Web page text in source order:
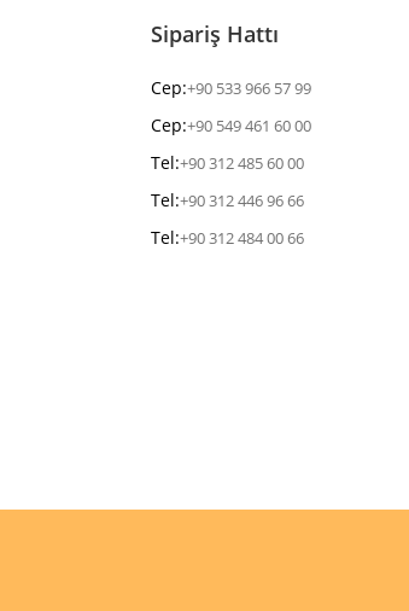
Sipariş Hattı
Cep:+90 533 966 57 99
Cep:+90 549 461 60 00
Tel:+90 312 485 60 00
Tel:+90 312 446 96 66
Tel:+90 312 484 00 66